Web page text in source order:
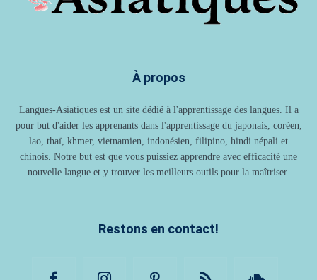
À propos
Langues-Asiatiques est un site dédié à l'apprentissage des langues. Il a
pour but d'aider les apprenants dans l'apprentissage du japonais, coréen,
lao, thaï, khmer, vietnamien, indonésien, filipino, hindi népali et
chinois. Notre but est que vous puissiez apprendre avec efficacité une
nouvelle langue et y trouver les meilleurs outils pour la maîtriser.
Restons en contact!